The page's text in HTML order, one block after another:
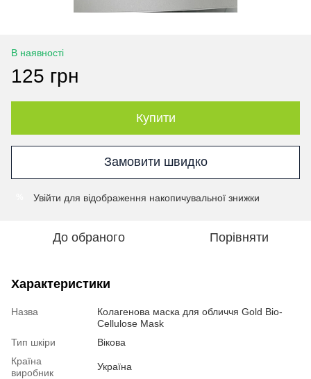
В наявності
125 грн
Купити
Замовити швидко
Увійти для відображення накопичувальної знижки
До обраного Порівняти
Характеристики
Назва
Колагенова маска для обличчя Gold Bio-
Cellulose Mask
Тип шкіри
Вікова
Країна
виробник
Україна